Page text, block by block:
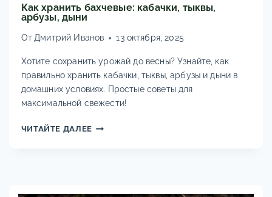
Как хранить бахчевые: кабачки, тыквы,
арбузы, дыни
От Дмитрий Иванов 13 октября, 2025
Хотите сохранить урожай до весны? Узнайте, как
правильно хранить кабачки, тыквы, арбузы и дыни в
домашних условиях. Простые советы для
максимальной свежести!
ЧИТАЙТЕ ДАЛЕЕКАК